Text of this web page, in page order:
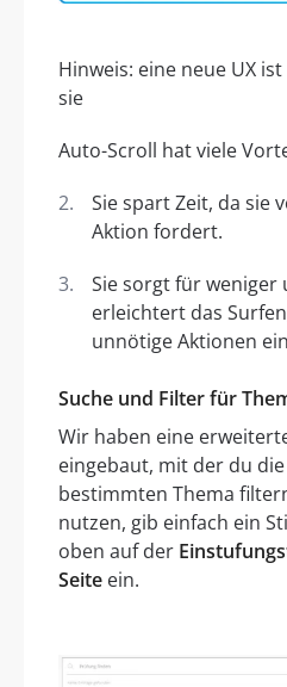
Hinweis: eine neue UX
sie
Auto-Scroll hat viele
Sie spart Zeit, da sie
Aktion fordert.
Sie sorgt für weniger
erleichtert das
unnötige Aktionen
Suche und Filter für
Wir haben eine
eingebaut, mit der du
bestimmten Thema
nutzen, gib einfach ein
oben auf der
Seite ein.